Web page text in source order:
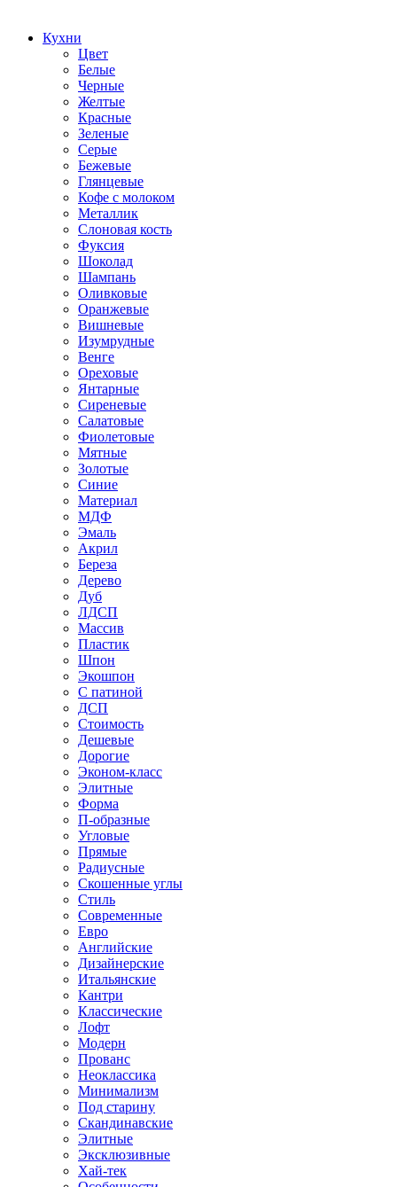
Кухни
Цвет
Белые
Черные
Желтые
Красные
Зеленые
Серые
Бежевые
Глянцевые
Кофе с молоком
Металлик
Слоновая кость
Фуксия
Шоколад
Шампань
Оливковые
Оранжевые
Вишневые
Изумрудные
Венге
Ореховые
Янтарные
Сиреневые
Салатовые
Фиолетовые
Мятные
Золотые
Синие
Материал
МДФ
Эмаль
Акрил
Береза
Дерево
Дуб
ЛДСП
Массив
Пластик
Шпон
Экошпон
С патиной
ДСП
Стоимость
Дешевые
Дорогие
Эконом-класс
Элитные
Форма
П-образные
Угловые
Прямые
Радиусные
Скошенные углы
Стиль
Современные
Евро
Английские
Дизайнерские
Итальянские
Кантри
Классические
Лофт
Модерн
Прованс
Неоклассика
Минимализм
Под старину
Скандинавские
Элитные
Эксклюзивные
Хай-тек